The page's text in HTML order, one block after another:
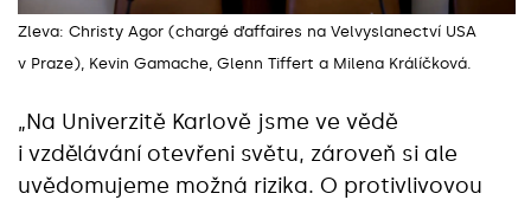
Zleva: Christy Agor (chargé d’affaires na Velvyslanectví USA
v Praze), Kevin Gamache, Glenn Tiffert a Milena Králíčková.
„Na Univerzitě Karlově jsme ve vědě
i vzdělávání otevřeni světu, zároveň si ale
uvědomujeme možná rizika. O protivlivovou